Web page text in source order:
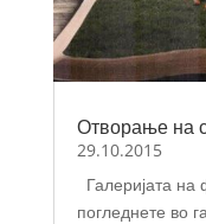
Отворање на
29.10.2015
Галеријата
погледнете во